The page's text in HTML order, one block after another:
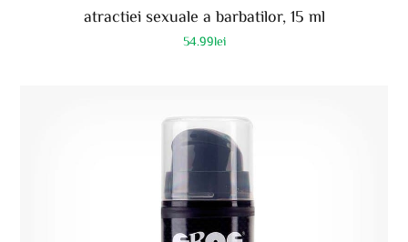
atractiei sexuale a barbatilor, 15 ml
54.99lei